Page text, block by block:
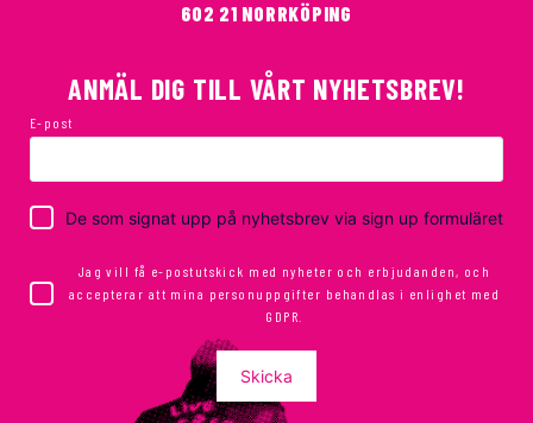
602 21 NORRKÖPING
ANMÄL DIG TILL VÅRT NYHETSBREV!
E-post
De som signat upp på nyhetsbrev via sign up formuläret
Jag vill få e-postutskick med nyheter och erbjudanden, och
accepterar att mina personuppgifter behandlas i enlighet med
GDPR.
Skicka